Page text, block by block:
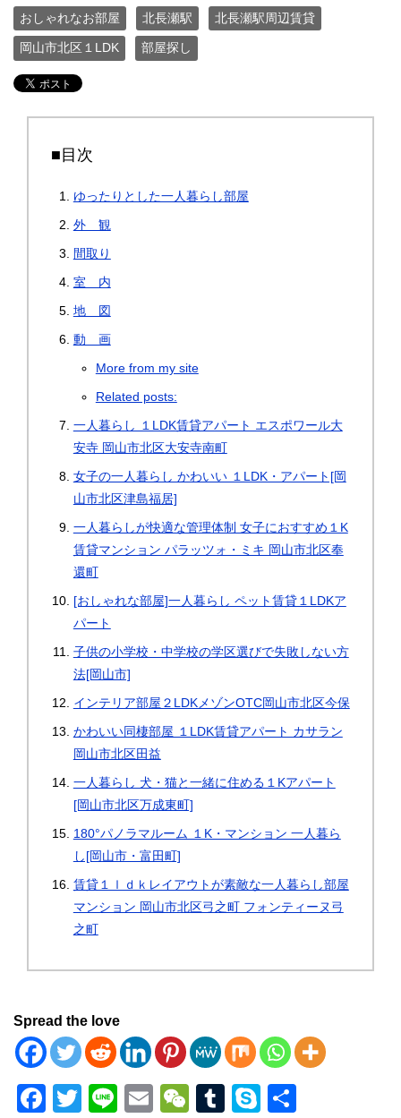
おしゃれなお部屋 北長瀬駅 北長瀬駅周辺賃貸
岡山市北区１LDK 部屋探し
■目次
ゆったりとした一人暮らし部屋
外 観
間取り
室 内
地 図
動 画
More from my site
Related posts:
一人暮らし １LDK賃貸アパート エスポワール大
安寺 岡山市北区大安寺南町
女子の一人暮らし かわいい １LDK・アパート[岡
山市北区津島福居]
一人暮らしが快適な管理体制 女子におすすめ１K
賃貸マンション パラッツォ・ミキ 岡山市北区奉
還町
[おしゃれな部屋]一人暮らし ペット賃貸１LDKア
パート
子供の小学校・中学校の学区選びで失敗しない方
法[岡山市]
インテリア部屋２LDKメゾンOTC岡山市北区今保
かわいい同棲部屋 １LDK賃貸アパート カサラン
岡山市北区田益
一人暮らし 犬・猫と一緒に住める１Kアパート
[岡山市北区万成東町]
180°パノラマルーム １K・マンション 一人暮ら
し[岡山市・富田町]
賃貸１ｌｄｋレイアウトが素敵な一人暮らし部屋
マンション 岡山市北区弓之町 フォンティーヌ弓
之町
Spread the love
F
T
Li
E
W
T
S